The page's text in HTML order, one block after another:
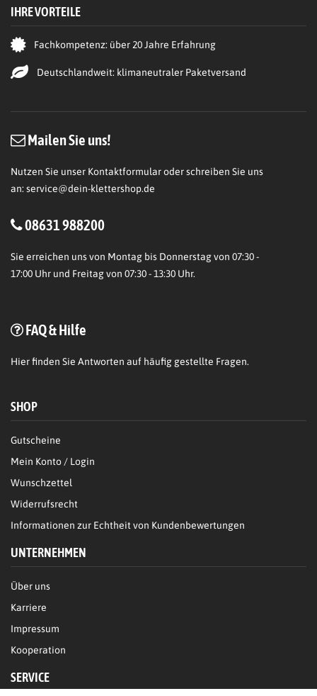
IHRE VORTEILE
Fachkompetenz: über 20 Jahre Erfahrung
Deutschlandweit: klimaneutraler Paketversand
Mailen Sie uns!
Nutzen Sie unser Kontaktformular oder schreiben Sie uns
an: service@dein-klettershop.de
08631 988200
Sie erreichen uns von Montag bis Donnerstag von 07:30 -
17:00 Uhr und Freitag von 07:30 - 13:30 Uhr.
FAQ & Hilfe
Hierfinden Sie Antworten auf häufig gestellte Fragen.
SHOP
Gutscheine
Mein Konto / Login
Wunschzettel
Widerrufsrecht
Informationen zur Echtheit von Kundenbewertungen
UNTERNEHMEN
Über uns
Karriere
Impressum
Kooperation
SERVICE